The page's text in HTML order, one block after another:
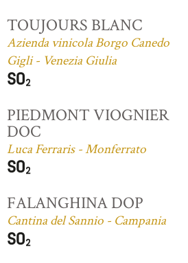
TOUJOURS BLANC
Azienda vinicola Borgo Canedo
Gigli - Venezia Giulia
PIEDMONT VIOGNIER
DOC
Luca Ferraris - Monferrato
FALANGHINA DOP
Cantina del Sannio - Campania